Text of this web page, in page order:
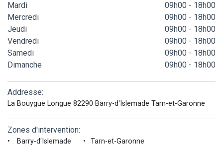
Mardi
09h00 - 18h00
Mercredi
09h00 - 18h00
Jeudi
09h00 - 18h00
Vendredi
09h00 - 18h00
Samedi
09h00 - 18h00
Dimanche
09h00 - 18h00
Addresse:
La Bouygue Longue 82290 Barry-d'Islemade Tarn-et-Garonne
Zones d'intervention:
Barry-d'Islemade Tarn-et-Garonne